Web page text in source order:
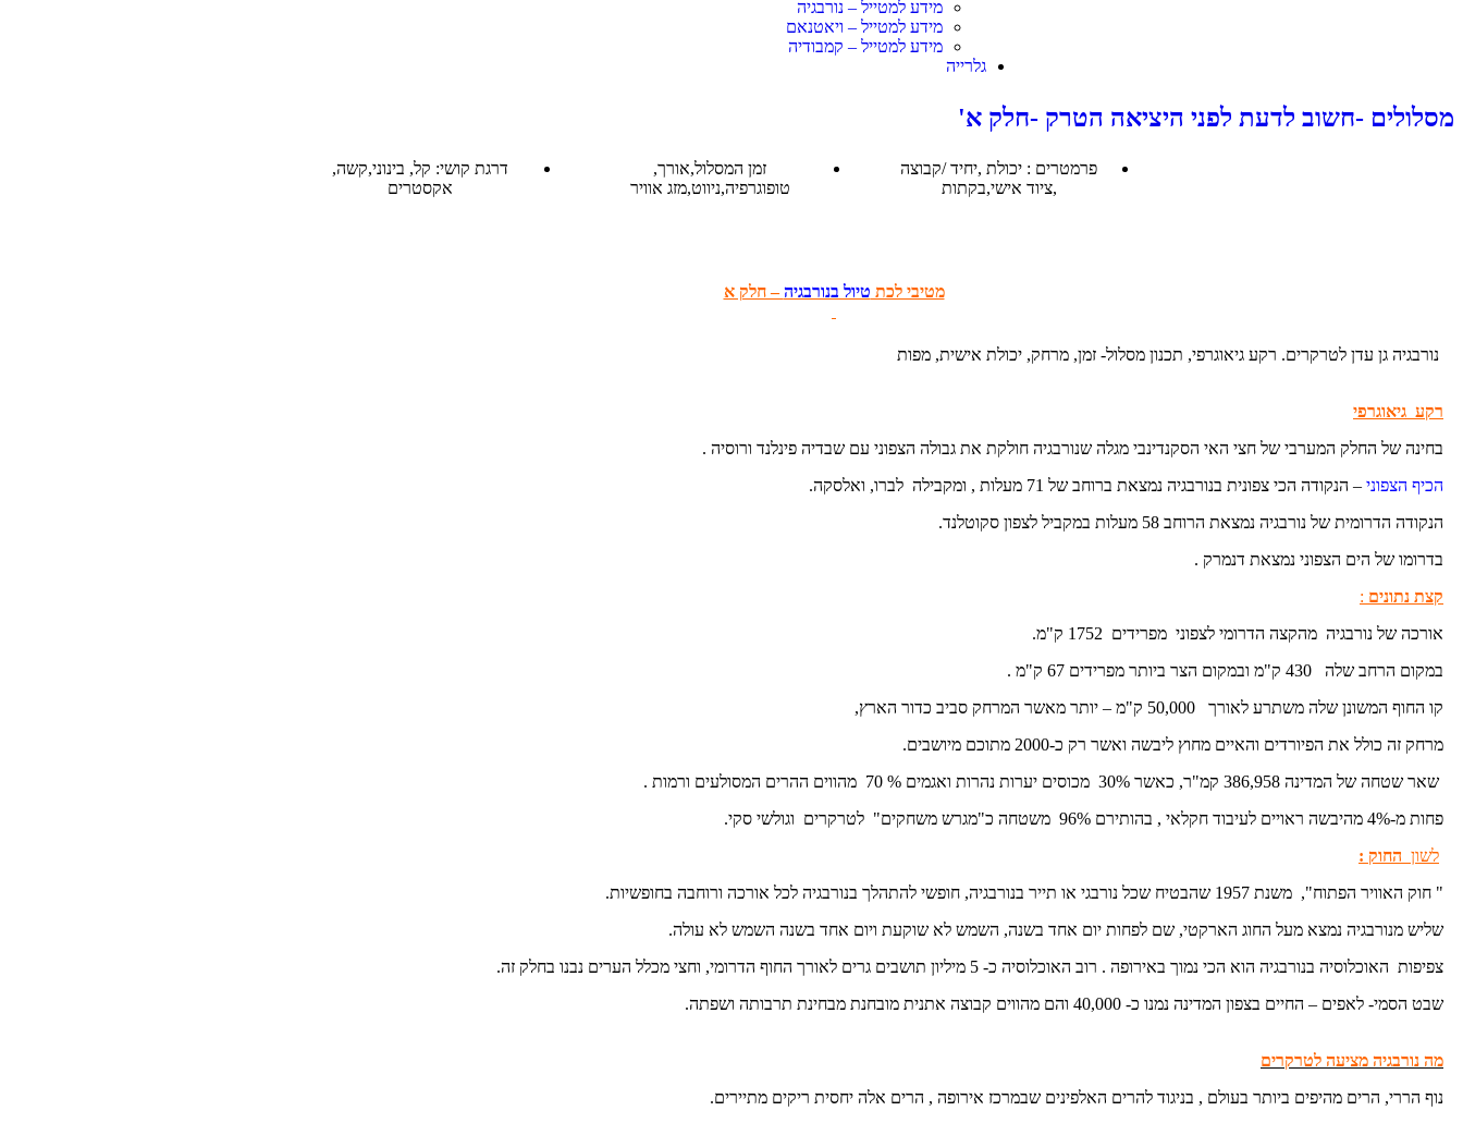
מידע למטייל – נורבגיה
מידע למטייל – ויאטנאם
מידע למטייל – קמבודיה
גלרייה
מסלולים -חשוב לדעת לפני היציאה הטרק -חלק א'
פרמטרים : יכולת ,יחיד /קבוצה
,ציוד אישי,בקתות
זמן המסלול,אורך,
טופוגרפיה,ניווט,מזג אוויר
דרגת קושי: קל, בינוני,קשה,
אקסטרים
מטיבי לכת טיול בנורבגיה– חלק א
נורבגיה גן עדן לטרקרים. רקע גיאוגרפי, תכנון מסלול- זמן, מרחק, יכולת אישית, מפות
רקע גיאוגרפי
בחינה של החלק המערבי של חצי האי הסקנדינבי מגלה שנורבגיה חולקת את גבולה הצפוני עם שבדיה פינלנד ורוסיה .
הכיף הצפוני – הנקודה הכי צפונית בנורבגיה נמצאת ברוחב של 71 מעלות , ומקבילה לברו, ואלסקה.
הנקודה הדרומית של נורבגיה נמצאת הרוחב 58 מעלות במקביל לצפון סקוטלנד.
בדרומו של הים הצפוני נמצאת דנמרק .
קצת נתונים :
אורכה של נורבגיה מהקצה הדרומי לצפוני מפרידים 1752 ק"מ.
במקום הרחב שלה 430 ק"מ ובמקום הצר ביותר מפרידים 67 ק"מ .
קו החוף המשונן שלה משתרע לאורך 50,000 ק"מ – יותר מאשר המרחק סביב כדור הארץ,
מרחק זה כולל את הפיורדים והאיים מחוץ ליבשה ואשר רק כ-2000 מתוכם מיושבים.
שאר שטחה של המדינה 386,958 קמ"ר, כאשר 30% מכוסים יערות נהרות ואגמים % 70 מהווים ההרים המסולעים ורמות .
פחות מ-4% מהיבשה ראויים לעיבוד חקלאי , בהותירם 96% משטחה כ"מגרש משחקים" לטרקרים וגולשי סקי.
לשון החוק :
" חוק האוויר הפתוח", משנת 1957 שהבטיח שכל נורבגי או תייר בנורבגיה, חופשי להתהלך בנורבגיה לכל אורכה ורוחבה בחופשיות.
שליש מנורבגיה נמצא מעל החוג הארקטי, שם לפחות יום אחד בשנה, השמש לא שוקעת ויום אחד בשנה השמש לא עולה.
צפיפות האוכלוסיה בנורבגיה הוא הכי נמוך באירופה . רוב האוכלוסיה כ- 5 מיליון תושבים גרים לאורך החוף הדרומי, וחצי מכלל הערים נבנו בחלק זה.
שבט הסמי- לאפים – החיים בצפון המדינה נמנו כ- 40,000 והם מהווים קבוצה אתנית מובחנת מבחינת תרבותה ושפתה.
מה נורבגיה מציעה לטרקרים
נוף הררי, הרים מהיפים ביותר בעולם , בניגוד להרים האלפינים שבמרכז אירופה , הרים אלה יחסית ריקים מתיירים.